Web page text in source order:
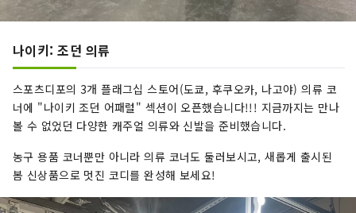
나이키: 조던 의류
스포츠디포의 3개 플래그십 스토어(도쿄, 후쿠오카, 나고야) 의류 코
너에 "나이키 조던 어패럴" 섹션이 오픈했습니다!!! 지금까지는 만나
볼 수 없었던 다양한 캐주얼 의류와 신발을 준비했습니다.
농구 용품 코너뿐만 아니라 의류 코너도 둘러보시고, 새롭게 출시된
봄 신상품으로 멋진 코디를 완성해 보세요!